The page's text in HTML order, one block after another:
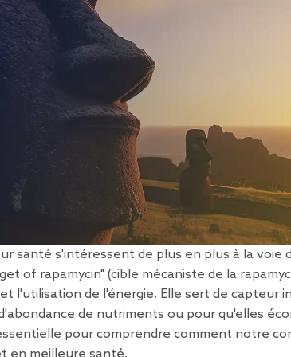
santé s'intéressent de plus en plus à la voie
of rapamycin" (cible mécaniste de la
l'utilisation de l'énergie. Elle sert de capteur
de nutriments ou pour qu'elles
pour comprendre comment notre